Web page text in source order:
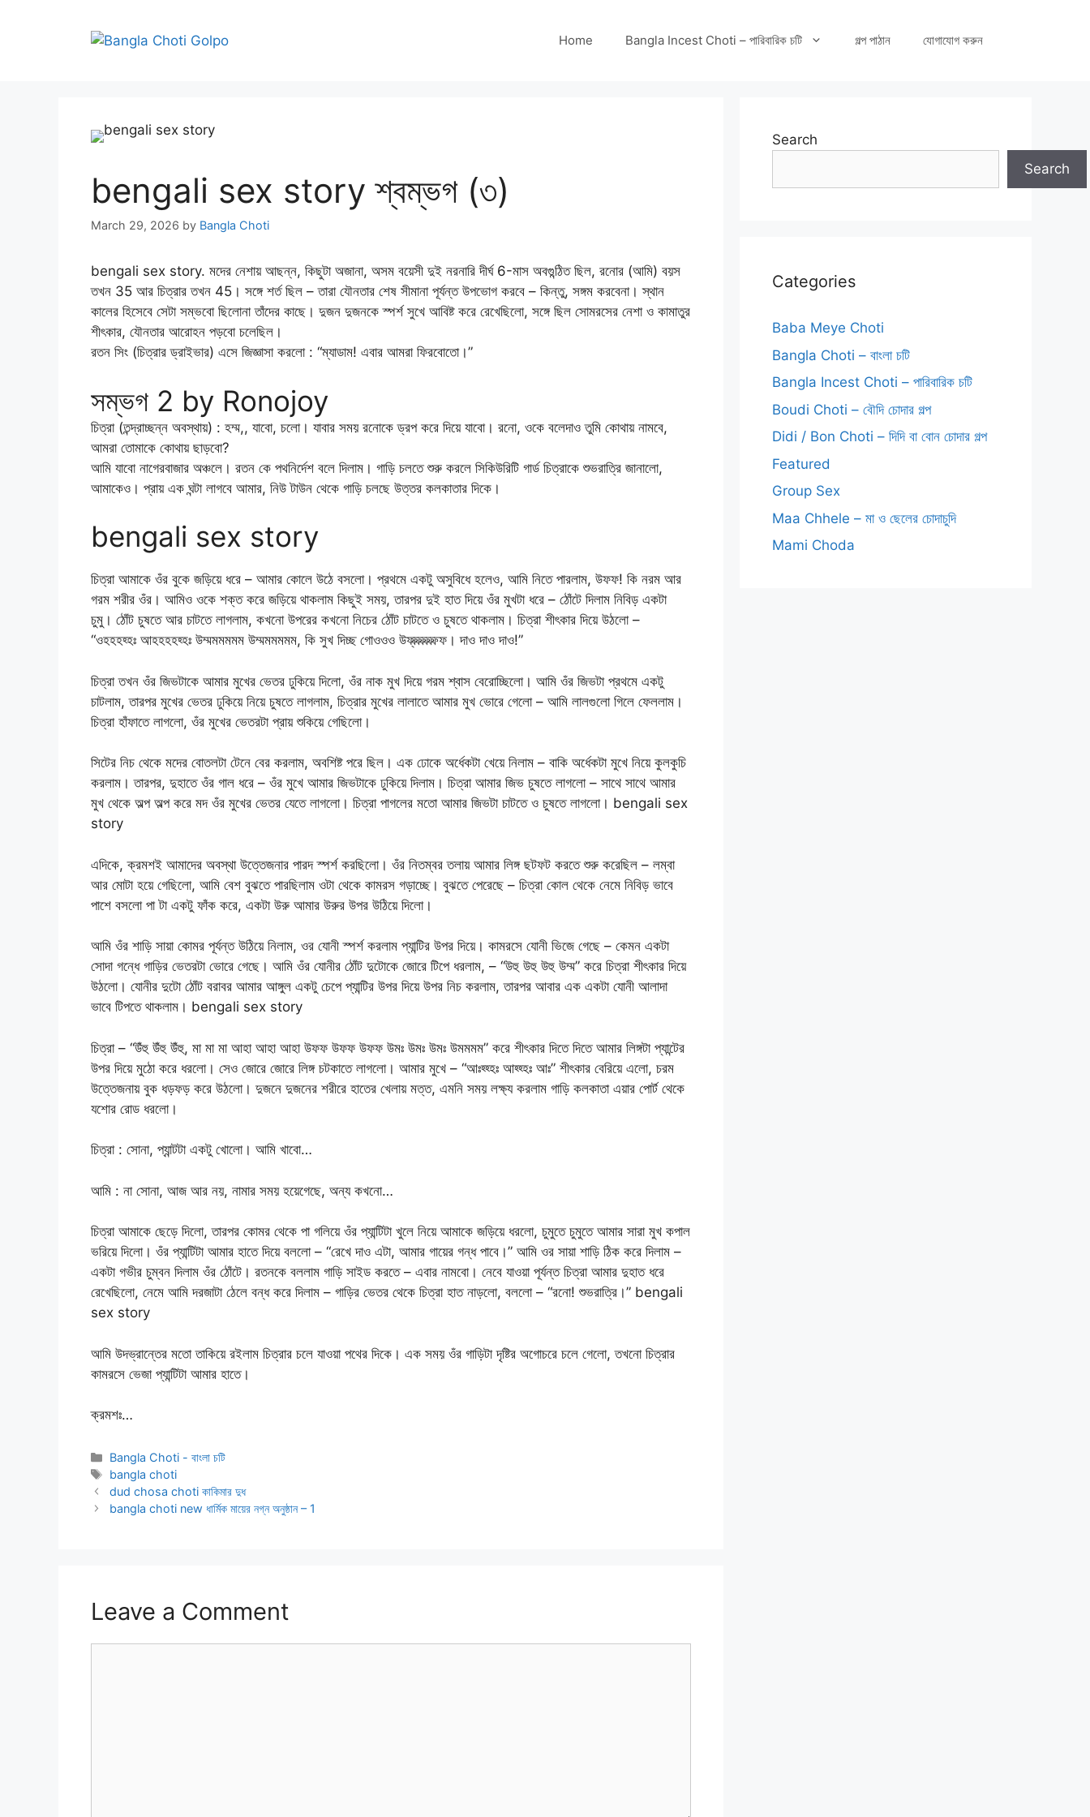
Home Bangla Incest Choti – পারিবারিক চটি গল্প পাঠান যোগাযোগ করুন
bengali sex story শ্বম্ভগ (৩)
March 29, 2026 by Bangla Choti
bengali sex story. মদের নেশায় আছন্ন, কিছুটা অজানা, অসম বয়েসী দুই নরনারি দীর্ঘ 6-মাস অবগুন্ঠিত ছিল, রনোর (আমি) বয়স
তখন 35 আর চিত্রার তখন 45। সঙ্গে শর্ত ছিল – তারা যৌনতার শেষ সীমানা পূর্যন্ত উপভোগ করবে – কিন্তু, সঙ্গম করবেনা। স্থান
কালের হিসেবে সেটা সম্ভবো ছিলোনা তাঁদের কাছে। দুজন দুজনকে স্পর্শ সুখে আবিষ্ট করে রেখেছিলো, সঙ্গে ছিল সোমরসের নেশা ও কামাতুর
শীৎকার, যৌনতার আরোহন পড়বো চলেছিল।
রতন সিং (চিত্রার ড্রাইভার) এসে জিজ্ঞাসা করলো : “ম্যাডাম! এবার আমরা ফিরবোতো।”
সম্ভগ 2 by Ronojoy
চিত্রা (তন্দ্রাচ্ছন্ন অবস্থায়) : হম্ম,, যাবো, চলো। যাবার সময় রনোকে ড্রপ করে দিয়ে যাবো। রনো, ওকে বলেদাও তুমি কোথায় নামবে,
আমরা তোমাকে কোথায় ছাড়বো?
আমি যাবো নাগেরবাজার অঞ্চলে। রতন কে পথনির্দেশ বলে দিলাম। গাড়ি চলতে শুরু করলে সিকিউরিটি গার্ড চিত্রাকে শুভরাত্রি জানালো,
আমাকেও। প্রায় এক ঘন্টা লাগবে আমার, নিউ টাউন থেকে গাড়ি চলছে উত্তর কলকাতার দিকে।
bengali sex story
চিত্রা আমাকে ওঁর বুকে জড়িয়ে ধরে – আমার কোলে উঠে বসলো। প্রথমে একটু অসুবিধে হলেও, আমি নিতে পারলাম, উফফ! কি নরম আর
গরম শরীর ওঁর। আমিও ওকে শক্ত করে জড়িয়ে থাকলাম কিছুই সময়, তারপর দুই হাত দিয়ে ওঁর মুখটা ধরে – ঠোঁটে দিলাম নিবিড় একটা
চুমু। ঠোঁট চুষতে আর চাটতে লাগলাম, কখনো উপরের কখনো নিচের ঠোঁট চাটতে ও চুষতে থাকলাম। চিত্রা শীৎকার দিয়ে উঠলো –
“ওহহহহ্হঃ আহহহহহ্হঃ উম্মমমমমম উম্মমমমমম, কি সুখ দিচ্ছ গোওওও উফ্ফ্ফ্ফ্ফ্ফ্ফ্ফ। দাও দাও দাও!”
চিত্রা তখন ওঁর জিভটাকে আমার মুখের ভেতর ঢুকিয়ে দিলো, ওঁর নাক মুখ দিয়ে গরম শ্বাস বেরোচ্ছিলো। আমি ওঁর জিভটা প্রথমে একটু
চাটলাম, তারপর মুখের ভেতর ঢুকিয়ে নিয়ে চুষতে লাগলাম, চিত্রার মুখের লালাতে আমার মুখ ভোরে গেলো – আমি লালগুলো গিলে ফেললাম।
চিত্রা হাঁফাতে লাগলো, ওঁর মুখের ভেতরটা প্রায় শুকিয়ে গেছিলো।
সিটের নিচ থেকে মদের বোতলটা টেনে বের করলাম, অবশিষ্ট পরে ছিল। এক ঢোকে অর্ধেকটা খেয়ে নিলাম – বাকি অর্ধেকটা মুখে নিয়ে কুলকুচি
করলাম। তারপর, দুহাতে ওঁর গাল ধরে – ওঁর মুখে আমার জিভটাকে ঢুকিয়ে দিলাম। চিত্রা আমার জিভ চুষতে লাগলো – সাথে সাথে আমার
মুখ থেকে অল্প অল্প করে মদ ওঁর মুখের ভেতর যেতে লাগলো। চিত্রা পাগলের মতো আমার জিভটা চাটতে ও চুষতে লাগলো। bengali sex
story
এদিকে, ক্রমশই আমাদের অবস্থা উত্তেজনার পারদ স্পর্শ করছিলো। ওঁর নিতম্বর তলায় আমার লিঙ্গ ছটফট করতে শুরু করেছিল – লম্বা
আর মোটা হয়ে গেছিলো, আমি বেশ বুঝতে পারছিলাম ওটা থেকে কামরস গড়াচ্ছে। বুঝতে পেরেছে – চিত্রা কোল থেকে নেমে নিবিড় ভাবে
পাশে বসলো পা টা একটু ফাঁক করে, একটা উরু আমার উরুর উপর উঠিয়ে দিলো।
আমি ওঁর শাড়ি সায়া কোমর পূর্যন্ত উঠিয়ে নিলাম, ওর যোনী স্পর্শ করলাম প্যান্টির উপর দিয়ে। কামরসে যোনী ভিজে গেছে – কেমন একটা
সোদা গন্ধে গাড়ির ভেতরটা ভোরে গেছে। আমি ওঁর যোনীর ঠোঁট দুটোকে জোরে টিপে ধরলাম, – “উহু উহু উহু উম্ম” করে চিত্রা শীৎকার দিয়ে
উঠলো। যোনীর দুটো ঠোঁট বরাবর আমার আঙ্গুল একটু চেপে প্যান্টির উপর দিয়ে উপর নিচ করলাম, তারপর আবার এক একটা যোনী আলাদা
ভাবে টিপতে থাকলাম। bengali sex story
চিত্রা – “উঁহু উঁহু উঁহু, মা মা মা আহা আহা আহা উফফ উফফ উফফ উমঃ উমঃ উমঃ উমমমম” করে শীৎকার দিতে দিতে আমার লিঙ্গটা প্যান্টের
উপর দিয়ে মুঠো করে ধরলো। সেও জোরে জোরে লিঙ্গ চটকাতে লাগলো। আমার মুখে – “আঃহ্হ্হঃ আহ্হ্হঃ আঃ” শীৎকার বেরিয়ে এলো, চরম
উত্তেজনায় বুক ধড়ফড় করে উঠলো। দুজনে দুজনের শরীরে হাতের খেলায় মত্ত, এমনি সময় লক্ষ্য করলাম গাড়ি কলকাতা এয়ার পোর্ট থেকে
যশোর রোড ধরলো।
চিত্রা : সোনা, প্যান্টটা একটু খোলো। আমি খাবো…
আমি : না সোনা, আজ আর নয়, নামার সময় হয়েগেছে, অন্য কখনো…
চিত্রা আমাকে ছেড়ে দিলো, তারপর কোমর থেকে পা গলিয়ে ওঁর প্যান্টিটা খুলে নিয়ে আমাকে জড়িয়ে ধরলো, চুমুতে চুমুতে আমার সারা মুখ কপাল
ভরিয়ে দিলো। ওঁর প্যান্টিটা আমার হাতে দিয়ে বললো – “রেখে দাও এটা, আমার গায়ের গন্ধ পাবে।” আমি ওর সায়া শাড়ি ঠিক করে দিলাম –
একটা গভীর চুম্বন দিলাম ওঁর ঠোঁটে। রতনকে বললাম গাড়ি সাইড করতে – এবার নামবো। নেবে যাওয়া পূর্যন্ত চিত্রা আমার দুহাত ধরে
রেখেছিলো, নেমে আমি দরজাটা ঠেলে বন্ধ করে দিলাম – গাড়ির ভেতর থেকে চিত্রা হাত নাড়লো, বললো – “রনো! শুভরাত্রি।” bengali
sex story
আমি উদভ্রান্তের মতো তাকিয়ে রইলাম চিত্রার চলে যাওয়া পথের দিকে। এক সময় ওঁর গাড়িটা দৃষ্টির অগোচরে চলে গেলো, তখনো চিত্রার
কামরসে ভেজা প্যান্টিটা আমার হাতে।
ক্রমশঃ…
Categories
Bangla Choti - বাংলা চটি
Tags
bangla choti
dud chosa choti কাকিমার দুধ
bangla choti new ধার্মিক মায়ের নগ্ন অনুষ্ঠান – 1
Leave a Comment
Search
Search
Categories
Baba Meye Choti
Bangla Choti – বাংলা চটি
Bangla Incest Choti – পারিবারিক চটি
Boudi Choti – বৌদি চোদার গল্প
Didi / Bon Choti – দিদি বা বোন চোদার গল্প
Featured
Group Sex
Maa Chhele – মা ও ছেলের চোদাচুদি
Mami Choda